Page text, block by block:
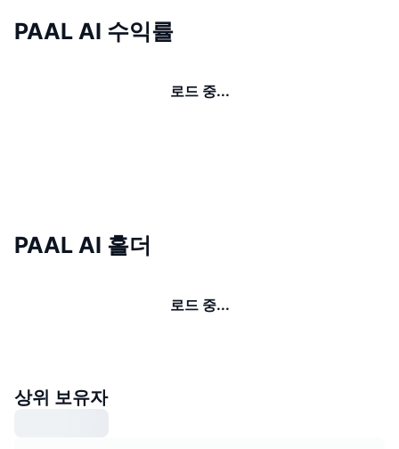
PAAL AI 수익률
로드 중...
PAAL AI 홀더
로드 중...
상위 보유자